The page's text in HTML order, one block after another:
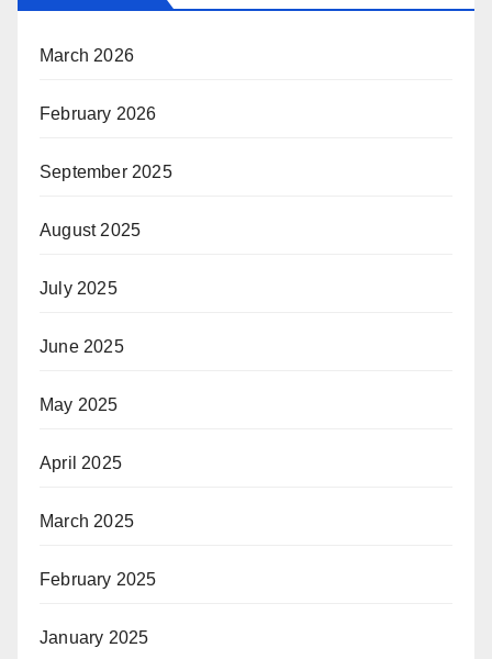
March 2026
February 2026
September 2025
August 2025
July 2025
June 2025
May 2025
April 2025
March 2025
February 2025
January 2025